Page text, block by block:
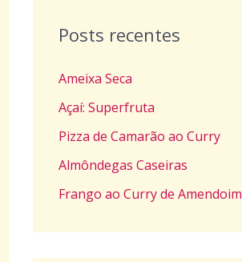
u
s
a
r
p
:
Posts recentes
Ameixa Seca
Açaí: Superfruta
Pizza de Camarão ao Curry
Almôndegas Caseiras
Frango ao Curry de Amendoim